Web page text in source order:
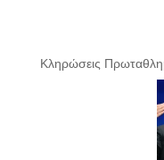
Κληρώσεις